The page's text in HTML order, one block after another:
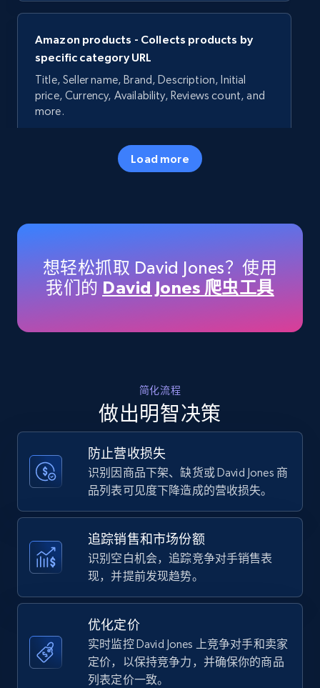
Amazon products - Collects products by
specific category URL
Title, Seller name, Brand, Description, Initial
price, Currency, Availability, Reviews count, and
more.
5.7K+
Title, Seller name, Brand, Description, Initial
price, Currency, Availability, Reviews count, and
more.
35.2K+ 5.7K+ 立即开始
Amazon products - find products by using
upc numbers
price, Currency, Availability, Reviews count, and
more.
35.2K+ 5.7K+ 立即开始
Amazon Reviews
URL, Product name, Product rating, Product
rating object, Product rating max, Rating,
Author name, Asin, and more.
7.4K+ 870+
Load more
想轻松抓取 David Jones？使用
我们的 David Jones 爬虫工具
简化流程
做出明智决策
防止营收损失
识别因商品下架、缺货或 David Jones 商
品列表可见度下降造成的营收损失。
追踪销售和市场份额
识别空白机会，追踪竞争对手销售表
现，并提前发现趋势。
优化定价
实时监控 David Jones 上竞争对手和卖家
定价，以保持竞争力，并确保你的商品
列表定价一致。